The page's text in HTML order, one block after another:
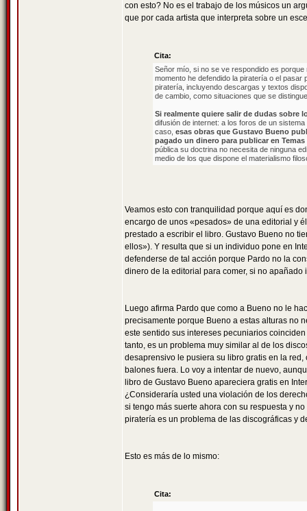
con esto? No es el trabajo de los músicos un
que por cada artista que interpreta sobre un
Cita:
Señor mío, si no se ve respondido es
momento he defendido la piratería o el
piratería, incluyendo descargas y textos
de cambio, como situaciones que se
Si realmente quiere salir de dudas sobre
difusión de internet: a los foros de un
caso, esas obras que Gustavo Bueno
pagado un dinero para publicar en Temas
pública su doctrina no necesita de ninguna
medio de los que dispone el materialismo
Veamos esto con tranquilidad porque aquí es
encargo de unos «pesados» de una editorial y
prestado a escribir el libro. Gustavo Bueno no
ellos»). Y resulta que si un individuo pone en
defenderse de tal acción porque Pardo no la
dinero de la editorial para comer, si no apañado
Luego afirma Pardo que como a Bueno no le
precisamente porque Bueno a estas alturas no
este sentido sus intereses pecuniarios
tanto, es un problema muy similar al de los
desaprensivo le pusiera su libro gratis en la
balones fuera. Lo voy a intentar de nuevo,
libro de Gustavo Bueno apareciera gratis en
¿Consideraría usted una violación de los
si tengo más suerte ahora con su respuesta y
piratería es un problema de las discográficas y
Esto es más de lo mismo:
Cita: